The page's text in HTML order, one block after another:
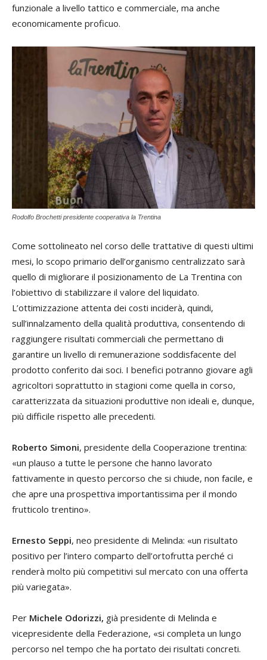
funzionale a livello tattico e commerciale, ma anche
economicamente proficuo.
Rodolfo Brochetti presidente cooperativa la Trentina
Come sottolineato nel corso delle trattative di questi ultimi
mesi, lo scopo primario dell’organismo centralizzato sarà
quello di migliorare il posizionamento de La Trentina con
l’obiettivo di stabilizzare il valore del liquidato.
L’ottimizzazione attenta dei costi inciderà, quindi,
sull’innalzamento della qualità produttiva, consentendo di
raggiungere risultati commerciali che permettano di
garantire un livello di remunerazione soddisfacente del
prodotto conferito dai soci. I benefici potranno giovare agli
agricoltori soprattutto in stagioni come quella in corso,
caratterizzata da situazioni produttive non ideali e, dunque,
più difficile rispetto alle precedenti.
Roberto Simoni, presidente della Cooperazione trentina:
«un plauso a tutte le persone che hanno lavorato
fattivamente in questo percorso che si chiude, non facile, e
che apre una prospettiva importantissima per il mondo
frutticolo trentino».
Ernesto Seppi, neo presidente di Melinda: «un risultato
positivo per l’intero comparto dell’ortofrutta perché ci
renderà molto più competitivi sul mercato con una offerta
più variegata».
Per Michele Odorizzi, già presidente di Melinda e
vicepresidente della Federazione, «si completa un lungo
percorso nel tempo che ha portato dei risultati concreti.